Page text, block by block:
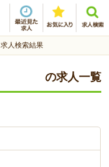
求人検索結果
の求人一覧